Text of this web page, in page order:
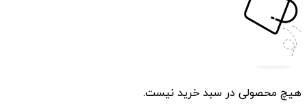
هیچ محصولی در سبد خرید نیست.